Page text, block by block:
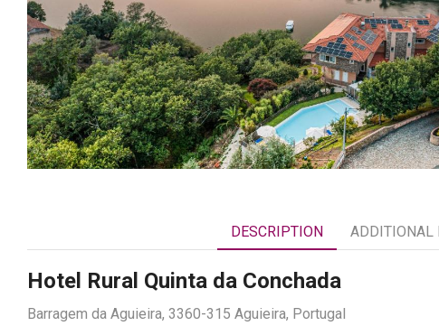
DESCRIPTION ADDITIONAL
Hotel Rural Quinta da Conchada
Barragem da Aguieira, 3360-315 Aguieira, Portugal